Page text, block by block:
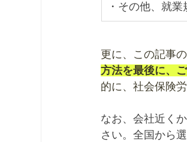
・その他、就
更に、この記事の
方法を最後に、
的に、社会保険
なお、会社近く
さい。全国から